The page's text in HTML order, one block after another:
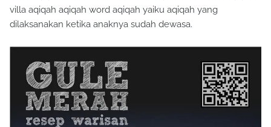
villa aqiqah aqiqah word aqiqah yaiku aqiqah yang
dilaksanakan ketika anaknya sudah dewasa.